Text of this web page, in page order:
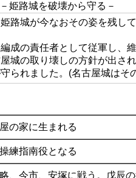
－姫路城を破壊から守る－
路城が今なおその姿を残し
成の責任者として従軍し、
城の取り壊しの方針が出さ
られました。(名古屋城はそ
の家に生まれる
練指南役となる
、今市、安塚に戦う。戊辰